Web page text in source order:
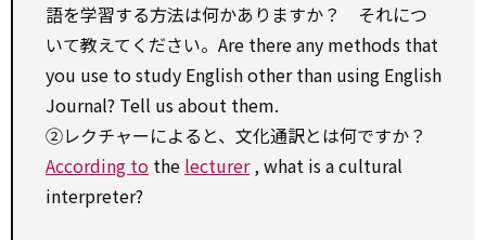
語を学習する方法は何かありますか？ それにつ
いて教えてください。Are thereany methods that
you use tostudy Englishother than using English
Journal? Tell us about them.
②レクチャーによると、文化通訳とは何ですか？
According to the lecturer, what is a cultural
interpreter?